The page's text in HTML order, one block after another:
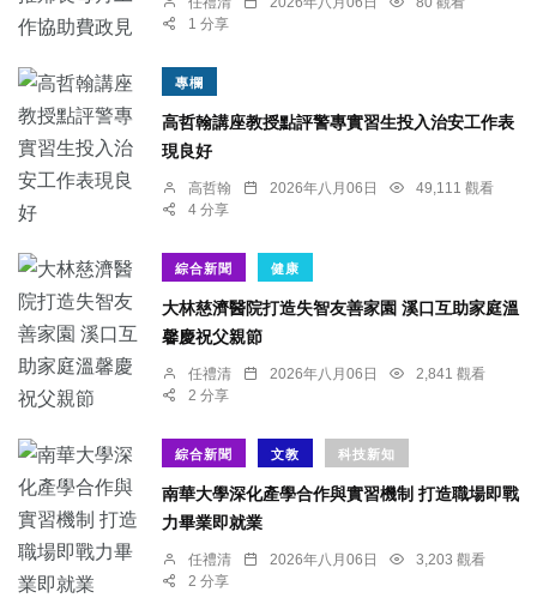
1 分享
專欄
高哲翰講座教授點評警專實習生投入治安工作表
現良好
高哲翰 2026年八月06日
49,111 觀看
4 分享
綜合新聞 健康
大林慈濟醫院打造失智友善家園 溪口互助家庭溫
馨慶祝父親節
任禮清 2026年八月06日
2,841 觀看
2 分享
綜合新聞 文教 科技新知
南華大學深化產學合作與實習機制 打造職場即戰
力畢業即就業
任禮清 2026年八月06日
3,203 觀看
2 分享